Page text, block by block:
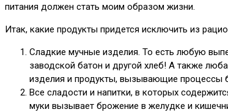
питания должен стать моим образом жизни.
Итак, какие продукты придется исключить из
Сладкие мучные изделия. То есть любую
заводской батон и другой хлеб! А также
изделия и продукты, вызывающие процессы
Все сладости и напитки, в которых
муки вызывает брожение в желудке и